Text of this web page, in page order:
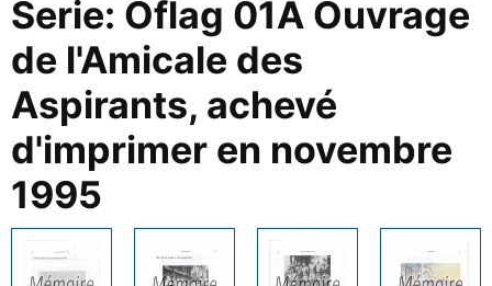
Serie: Oflag 01A Ouvrage
de l'Amicale des
Aspirants, achevé
d'imprimer en novembre
1995